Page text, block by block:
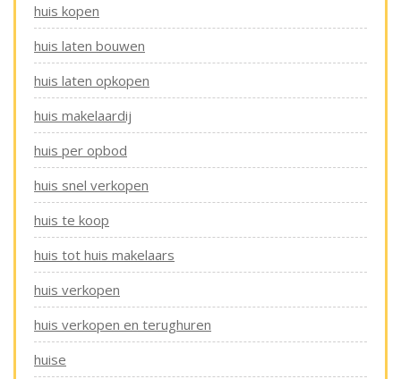
huis kopen
huis laten bouwen
huis laten opkopen
huis makelaardij
huis per opbod
huis snel verkopen
huis te koop
huis tot huis makelaars
huis verkopen
huis verkopen en terughuren
huise